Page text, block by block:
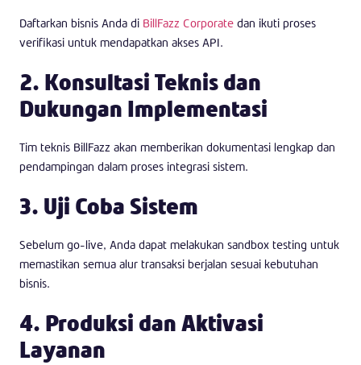
Daftarkan bisnis Anda di BillFazz Corporate dan ikuti proses
verifikasi untuk mendapatkan akses API.
2. Konsultasi Teknis dan
Dukungan Implementasi
Tim teknis BillFazz akan memberikan dokumentasi lengkap dan
pendampingan dalam proses integrasi sistem.
3. Uji Coba Sistem
Sebelum go-live, Anda dapat melakukan sandbox testing untuk
memastikan semua alur transaksi berjalan sesuai kebutuhan
bisnis.
4. Produksi dan Aktivasi
Layanan